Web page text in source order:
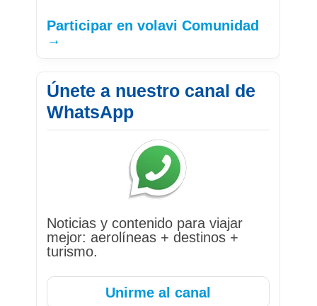
Participar en volavi Comunidad
→
Únete a nuestro canal de
WhatsApp
Noticias y contenido para viajar
mejor: aerolíneas + destinos +
turismo.
Unirme al canal